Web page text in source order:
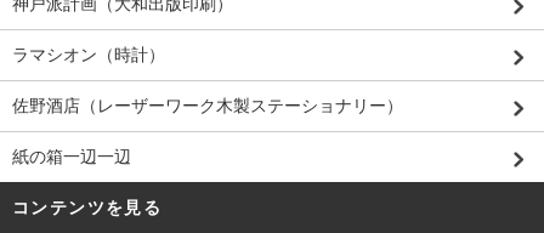
ラマシオン（時計）
佐野酒店（レーザーワーク木製ステーショナリー）
紙の箱一辺一辺
コンテンツを見る